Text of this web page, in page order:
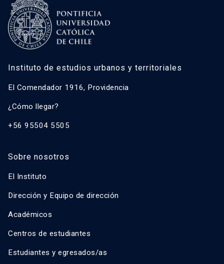
Instituto de estudios urbanos y territoriales
El Comendador 1916, Providencia
¿Cómo llegar?
+56 95504 5505
Sobre nosotros
El Instituto
Dirección y Equipo de dirección
Académicos
Centros de estudiantes
Estudiantes y egresados/as